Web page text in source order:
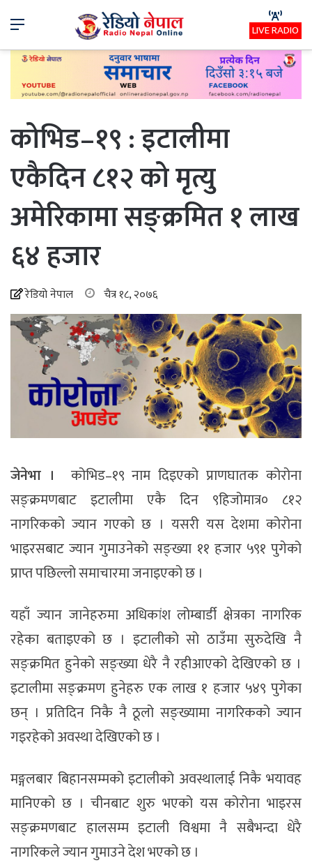
Menu LIVE RADIO
कोभिड–१९ : इटालीमा
एकैदिन ८१२ को मृत्यु
अमेरिकामा सङ्क्रमित १ लाख
६४ हजार
रेडियो नेपाल चैत्र १८, २०७६
जेनेभा ।
कोभिड–१९ नाम दिइएको प्राणघातक कोरोना
सङ्क्रमणबाट इटालीमा एकै दिन ९हिजोमात्र० ८१२
नागरिकको ज्यान गएको छ । यसरी यस देशमा कोरोना
भाइरसबाट ज्यान गुमाउनेको सङ्ख्या ११ हजार ५९१ पुगेको
प्राप्त पछिल्लो समाचारमा जनाइएको छ ।
यहाँ ज्यान जानेहरुमा अधिकांश लोम्बार्डी क्षेत्रका नागरिक
रहेका बताइएको छ । इटालीको सो ठाउँमा सुरुदेखि नै
सङ्क्रमित हुनेको सङ्ख्या धेरै नै रहीआएको देखिएको छ ।
इटालीमा सङ्क्रमण हुनेहरु एक लाख १ हजार ५४९ पुगेका
छन् । प्रतिदिन निकै नै ठूलो सङ्ख्यामा नागरिकको ज्यान
गइरहेको अवस्था देखिएको छ ।
मङ्गलबार बिहानसम्मको इटालीको अवस्थालाई निकै भयावह
मानिएको छ । चीनबाट शुरु भएको यस कोरोना भाइरस
सङ्क्रमणबाट हालसम्म इटाली विश्वमा नै सबैभन्दा धेरै
नागरिकले ज्यान गुमाउने देश भएको छ ।